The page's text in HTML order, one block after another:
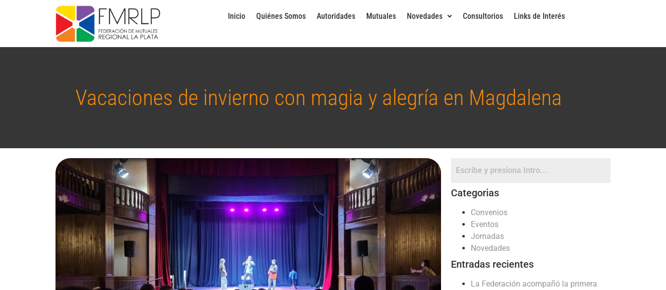
Inicio Quiénes Somos Autoridades Mutuales Novedades Consultorios Links de Interés
Vacaciones de invierno con magia y alegría en Magdalena
Categorias
Convenios
Eventos
Jornadas
Novedades
Entradas recientes
La Federación acompañó la primera